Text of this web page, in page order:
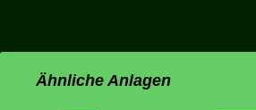
Ähnliche Anlagen